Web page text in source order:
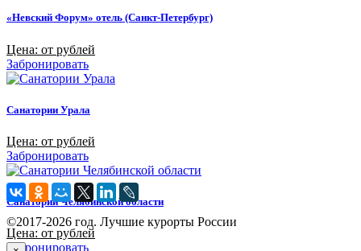
«Невский Форум» отель (Санкт-Петербург)
Цена: от рублей
Забронировать
Санатории Урала
Цена: от рублей
Забронировать
Санатории Челябинской области
Цена: от рублей
Забронировать
©2017-2026 год. Лучшие курорты России